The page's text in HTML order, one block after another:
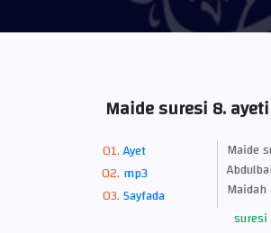
Maide suresi 8.
Ayet
mp3
Sayfada
Maide
suresi